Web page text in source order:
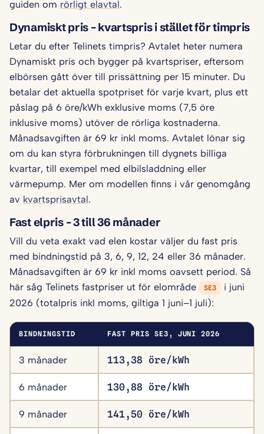
guiden om rörligt elavtal.
Dynamiskt pris – kvartspris i stället för timpris
Letar du efter Telinets timpris? Avtalet heter numera
Dynamiskt pris och bygger på kvartspriser, eftersom
elbörsen gått över till prissättning per 15 minuter. Du
betalar det aktuella spotpriset för varje kvart, plus ett
påslag på 6 öre/kWh exklusive moms (7,5 öre
inklusive moms) utöver de rörliga kostnaderna.
Månadsavgiften är 69 kr inkl moms. Avtalet lönar sig
om du kan styra förbrukningen till dygnets billiga
kvartar, till exempel med elbilsladdning eller
värmepump. Mer om modellen finns i vår genomgång
av kvartsprisavtal.
Fast elpris – 3 till 36 månader
Vill du veta exakt vad elen kostar väljer du fast pris
med bindningstid på 3, 6, 9, 12, 24 eller 36 månader.
Månadsavgiften är 69 kr inkl moms oavsett period. Så
här såg Telinets fastpriser ut för elområde
SE3
i juni
2026 (totalpris inkl moms, giltiga 1 juni–1 juli):
BINDNINGSTID FAST PRIS SE3, JUNI 2026
3 månader 113,38 öre/kWh
6 månader 130,88 öre/kWh
9 månader 141,50 öre/kWh